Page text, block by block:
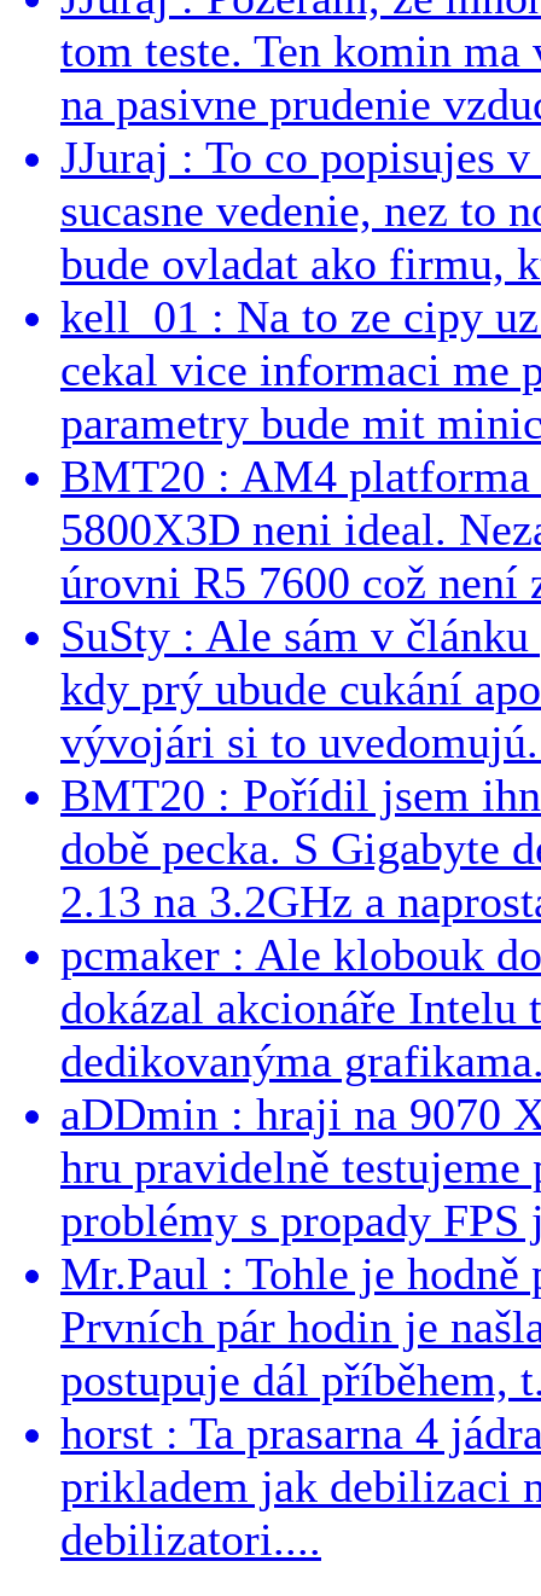
tom teste. Ten komin
na pasivne prudenie
JJuraj : To co popisujes
sucasne vedenie, nez to
bude ovladat ako firmu,
kell_01 : Na to ze cipy
cekal vice informaci me
parametry bude mit
BMT20 : AM4 platforma
5800X3D neni ideal.
úrovni R5 7600 což není
SuSty : Ale sám v
kdy prý ubude cukání
vývojári si to
BMT20 : Pořídil jsem
době pecka. S Gigabyte
2.13 na 3.2GHz a
pcmaker : Ale klobouk
dokázal akcionáře Intelu
dedikovanýma
aDDmin : hraji na 9070
hru pravidelně testujeme
problémy s propady FPS
Mr.Paul : Tohle je hodně
Prvních pár hodin je
postupuje dál příběhem,
horst : Ta prasarna 4
prikladem jak debilizaci
debilizatori....